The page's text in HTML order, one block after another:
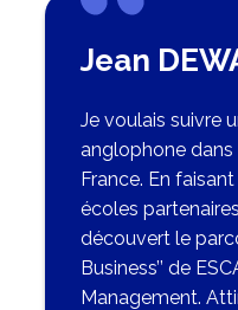
Jean
Je voulais suivre
anglophone
France. En
écoles
découvert le
Business’’ de
Management.